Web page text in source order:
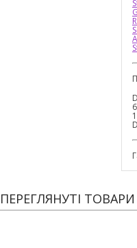
ПЕРЕГЛЯНУТІ ТОВАРИ